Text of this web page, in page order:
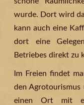
wurde. Dort wird
kann auch eine
dort eine
Betriebes direkt zu
Im Freien findet
den Agrotourismus
einen Ort mit